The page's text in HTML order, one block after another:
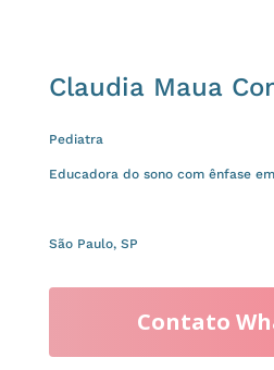
Claudia Maua
Pediatra
Educadora do sono com ênfase
São Paulo, SP
Contato